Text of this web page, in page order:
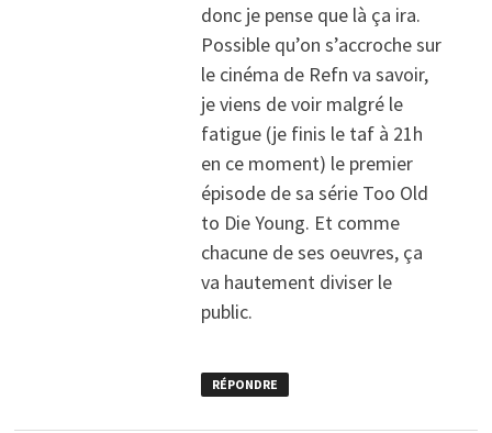
donc je pense que là ça ira.
Possible qu’on s’accroche sur
le cinéma de Refn va savoir,
je viens de voir malgré le
fatigue (je finis le taf à 21h
en ce moment) le premier
épisode de sa série Too Old
to Die Young. Et comme
chacune de ses oeuvres, ça
va hautement diviser le
public.
RÉPONDRE